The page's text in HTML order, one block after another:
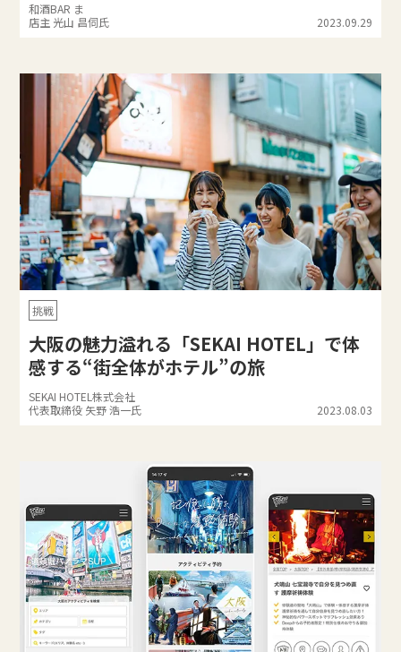
和酒BAR ま
店主 光山 昌伺氏
2023.09.29
挑戦
大阪の魅力溢れる「SEKAI HOTEL」で体
感する“街全体がホテル”の旅
SEKAI HOTEL株式会社
代表取締役 矢野 浩一氏
2023.08.03